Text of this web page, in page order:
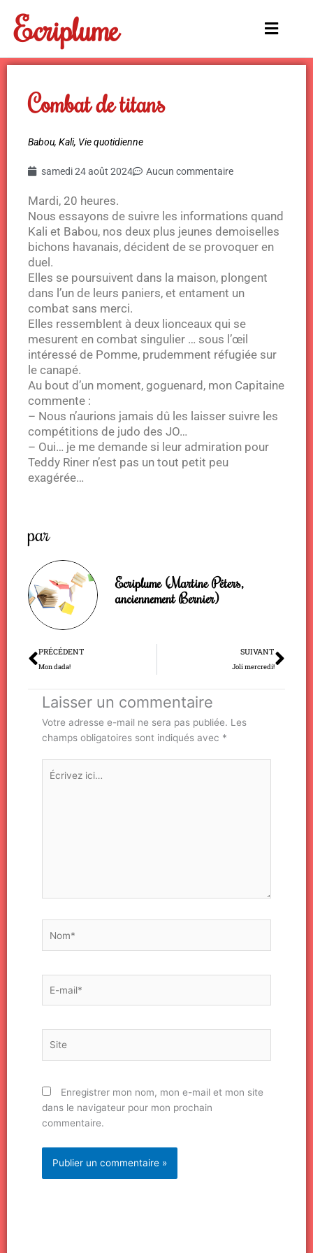
contenu
Ecriplume
Main
Combat de titans
Babou, Kali, Vie quotidienne
samedi 24 août 2024 Aucun commentaire
Mardi, 20 heures.
Nous essayons de suivre les informations quand
Kali et Babou, nos deux plus jeunes demoiselles
bichons havanais, décident de se provoquer en
duel.
Elles se poursuivent dans la maison, plongent
dans l’un de leurs paniers, et entament un
combat sans merci.
Elles ressemblent à deux lionceaux qui se
mesurent en combat singulier … sous l’œil
intéressé de Pomme, prudemment réfugiée sur
le canapé.
Au bout d’un moment, goguenard, mon Capitaine
commente :
– Nous n’aurions jamais dû les laisser suivre les
compétitions de judo des JO…
– Oui… je me demande si leur admiration pour
Teddy Riner n’est pas un tout petit peu
exagérée…
par
Ecriplume (Martine Péters,
anciennement Bernier)
Précédent
PRÉCÉDENT
Mon dada!
SUIVANT
Joli mercredi!
Laisser un commentaire
Votre adresse e-mail ne sera pas publiée. Les
champs obligatoires sont indiqués avec *
Écrivez
ici…
mail*
Enregistrer mon nom, mon e-mail et mon site
dans le navigateur pour mon prochain
commentaire.